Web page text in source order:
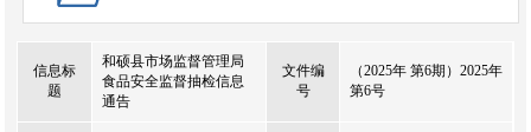
信息标
题
和硕县市场监督管理局
食品安全监督抽检信息
通告
文件编
号
（2025年 第6期）2025年
第6号